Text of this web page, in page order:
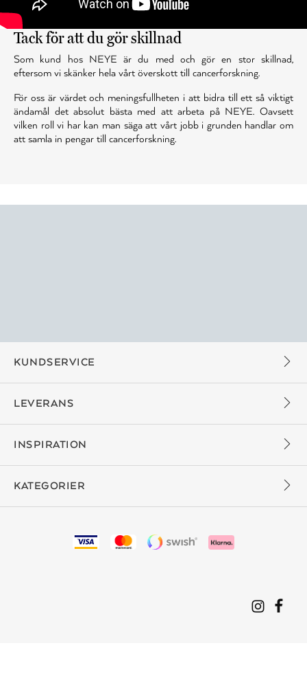
Tack för att du gör skillnad
Som kund hos NEYE är du med och gör en stor skillnad,
eftersom vi skänker hela vårt överskott till cancerforskning.
För oss är värdet och meningsfullheten i att bidra till ett så viktigt
ändamål det absolut bästa med att arbeta på NEYE. Oavsett
vilken roll vi har kan man säga att vårt jobb i grunden handlar om
att samla in pengar till cancerforskning.
KUNDSERVICE
LEVERANS
INSPIRATION
KATEGORIER